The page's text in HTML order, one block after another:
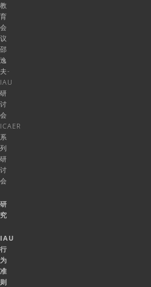
教
育
会
议
邵
逸
夫-
IAU
研
讨
会
ICAER
系
列
研
讨
会
研
究
IAU
行
为
准
则